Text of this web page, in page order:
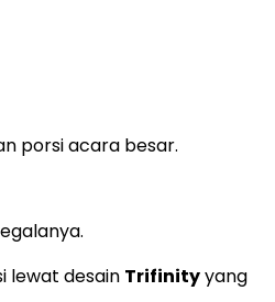
porsi acara besar.
lewat desain Trifinityyang